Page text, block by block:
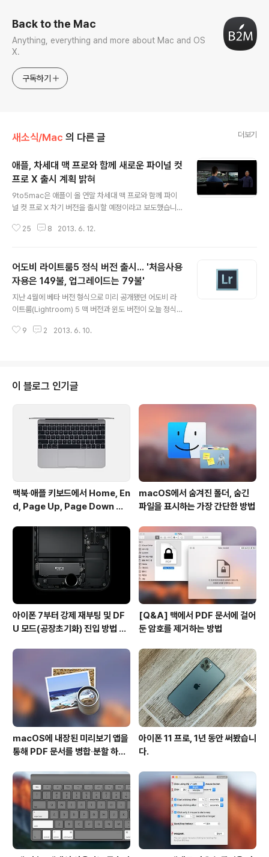
Back to the Mac
Anything, everything and more about Mac and OS
X.
구독하기
새소식/Mac 의 다른 글 더보기
애플, 차세대 맥 프로와 함께 새로운 파이널 컷
프로 X 출시 계획 밝혀
9to5mac은 애플이 올 연말 차세대 맥 프로와 함께 파이
널 컷 프로 X 차기 버전을 출시할 예정이라고 보도했습니
부사장이 직접 밝힌 것이어서 확실한 공신력을 담보하고
개발에 매진하고 있습니다." - 필 쉴러, WWDC 2013개
발 소식 외 구체적인 세부 사항은 밝혀지지 않았지만, 9to
5mac은 파이널컷프로 X 차기 버전이 맥 프로의 제온 프
로세서와 듀얼 GPU, 썬더볼트 2 인터페이스에 힘입어 10
80p 영상 뿐만 아니라 4k 영상 편집에 최적화된 모습을
모여줄 것이며, 버전 7에서 X로 판올림되면서 제거된 다수
25 8 2013. 6. 12.
어도비 라이트룸5 정식 버전 출시... '처음사용
자용은 149불, 업그레이드는 79불'
지난 4월에 베타 버전 형식으로 미리 공개됐던 어도비 라
이트룸(Lightroom) 5 맥 버전과 윈도 버전이 오늘 정식
대대적으로 밀면서 라이트룸 5도 크리에이티브 클라우드
스와 업그레이드 라이센스를 각각 179불과 79불에 구매
하실 수 있습니다. 물론 어도비 크리에이티브 클라우드를
구독하고 계신 분들은 여타 다른 어도비 소프트웨어와 마
찬가지로 라이트룸5를 추가 비용 없이 사용하실 수 있습니
다. 다만, 맥 앱스토어를 통해 라이트룸4를 구매한 사용자
들에게는 어떤 경로로 업그레이드를 제..
9 2 2013. 6. 10.
이 블로그 인기글
맥북∙애플 키보드에서 Home, En
d, Page Up, Page Down 키
macOS에서 숨겨진 폴더, 숨긴
파일을 표시하는 가장 간단한 방법
아이폰 7부터 강제 재부팅 및 DF
U 모드(공장초기화) 진입 방법 변
[Q&A] 맥에서 PDF 문서에 걸어
둔 암호를 제거하는 방법
macOS에 내장된 미리보기 앱을
통해 PDF 문서를 병합∙분할 하는
아이폰 11 프로, 1년 동안 써봤습니
다.